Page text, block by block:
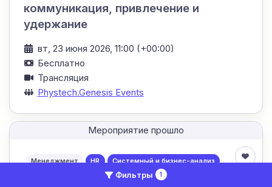
Фильтры 1
коммуникация, привлечение и
удержание
вт, 23 июня 2026, 11:00 (+00:00)
Бесплатно
Трансляция
Phystech.Genesis Events
Мероприятие прошло
Менеджмент HR Системный и бизнес-анализ
Вебинар «сИИстема управления: как